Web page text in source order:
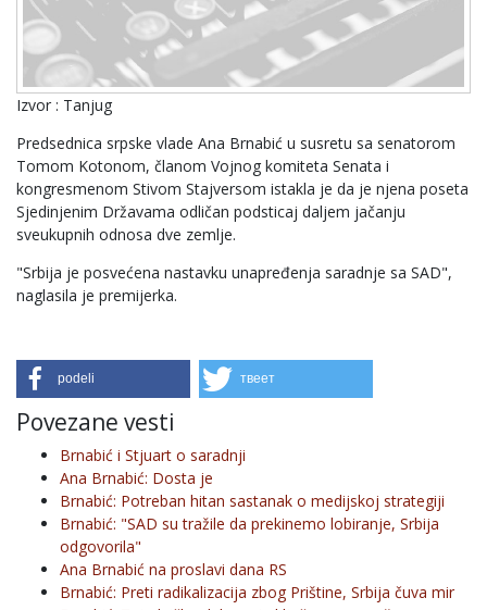
Izvor : Tanjug
Predsednica srpske vlade Ana Brnabić u susretu sa senatorom
Tomom Kotonom, članom Vojnog komiteta Senata i
kongresmenom Stivom Stajversom istakla je da je njena poseta
Sjedinjenim Državama odličan podsticaj daljem jačanju
sveukupnih odnosa dve zemlje.
"Srbija je posvećena nastavku unapređenja saradnje sa SAD",
naglasila je premijerka.
podeli твеет
Povezane vesti
Brnabić i Stjuart o saradnji
Ana Brnabić: Dosta je
Brnabić: Potreban hitan sastanak o medijskoj strategiji
Brnabić: "SAD su tražile da prekinemo lobiranje, Srbija
odgovorila"
Ana Brnabić na proslavi dana RS
Brnabić: Preti radikalizacija zbog Prištine, Srbija čuva mir